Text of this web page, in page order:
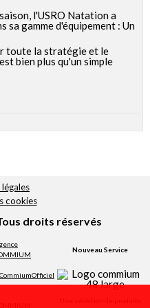
l'USRO Natation a
sa gamme d'équipement : Un
toute la stratégie et le
bien plus qu'un simple
cookies
droits réservés
Nouveau Service